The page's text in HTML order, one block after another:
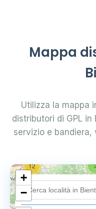
Mappa
Utilizza la mappa
distributori di GPL in
servizio e bandiera,
12
+
−